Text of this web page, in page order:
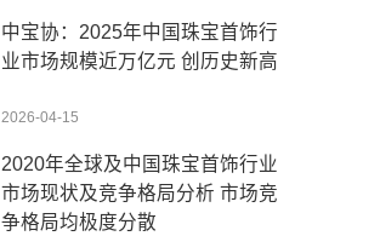
中宝协：2025年中国珠宝首饰行
业市场规模近万亿元 创历史新高
2026-04-15
2020年全球及中国珠宝首饰行业
市场现状及竞争格局分析 市场竞
争格局均极度分散